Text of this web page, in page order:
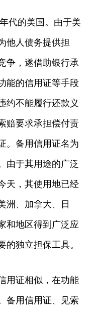
代的美国。由于美
他人债务提供担
争，遂借助银行承
能的信用证等手段
约不能履行还款义
赔要求承担偿付责
。备用信用证名为
由于其用途的广泛
天，其使用地已经
洲、加拿大、日
和地区得到广泛应
的独立担保工具。
用证相似，在功能
备用信用证、见索